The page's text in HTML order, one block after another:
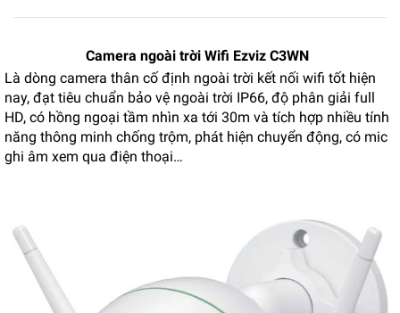
Camera ngoài trời Wifi Ezviz C3WN
Là dòng camera thân cố định ngoài trời kết nối wifi tốt hiện
nay, đạt tiêu chuẩn bảo vệ ngoài trời IP66, độ phân giải full
HD, có hồng ngoại tầm nhìn xa tới 30m và tích hợp nhiều tính
năng thông minh chống trộm, phát hiện chuyển động, có mic
ghi âm xem qua điện thoại…